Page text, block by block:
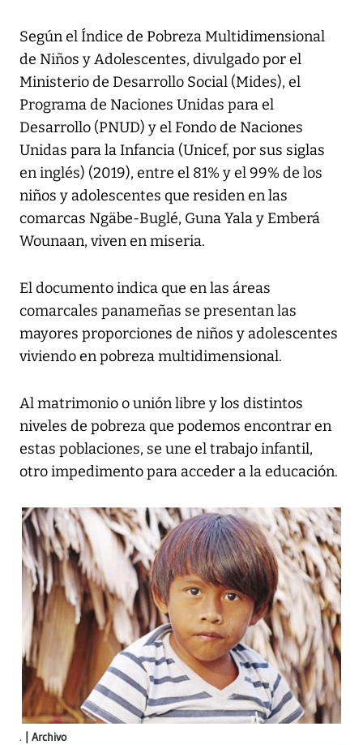
Según el Índice de Pobreza Multidimensional
de Niños y Adolescentes, divulgado por el
Ministerio de Desarrollo Social (Mides), el
Programa de Naciones Unidas para el
Desarrollo (PNUD) y el Fondo de Naciones
Unidas para la Infancia (Unicef, por sus siglas
en inglés) (2019), entre el 81% y el 99% de los
niños y adolescentes que residen en las
comarcas Ngäbe-Buglé, Guna Yala y Emberá
Wounaan, viven en miseria.
El documento indica que en las áreas
comarcales panameñas se presentan las
mayores proporciones de niños y adolescentes
viviendo en pobreza multidimensional.
Al matrimonio o unión libre y los distintos
niveles de pobreza que podemos encontrar en
estas poblaciones, se une el trabajo infantil,
otro impedimento para acceder a la educación.
. Archivo